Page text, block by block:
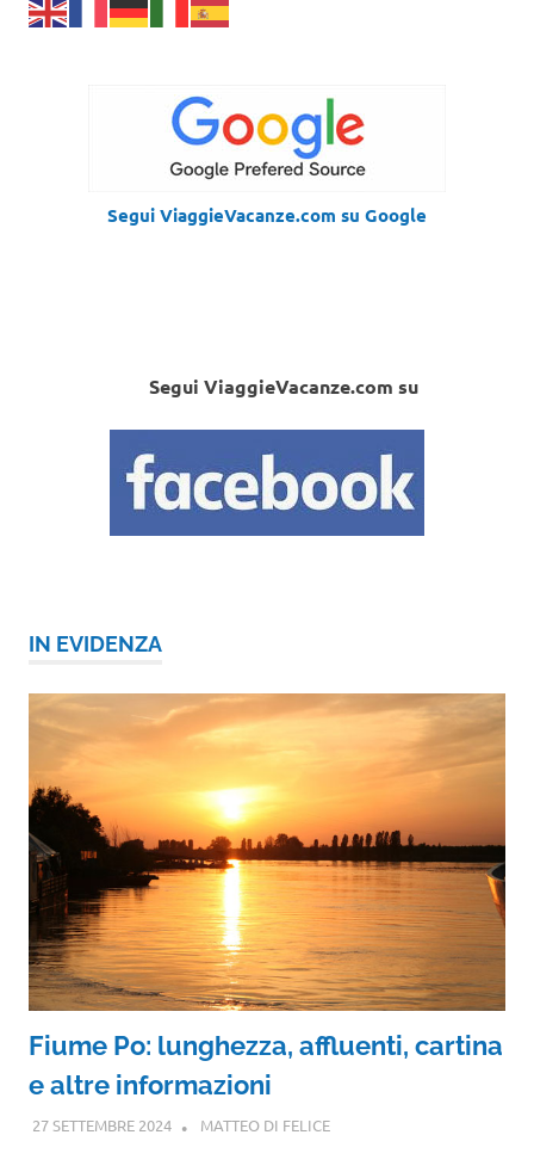
Segui ViaggieVacanze.com su Google
Segui ViaggieVacanze.com su
IN EVIDENZA
Fiume Po: lunghezza, affluenti, cartina
e altre informazioni
27 SETTEMBRE 2024 MATTEO DI FELICE